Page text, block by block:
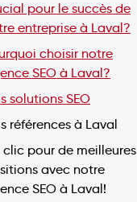
pour le succès de
entreprise à Laval?
choisir notre
SEO à Laval?
solutions SEO
références à Laval
clic pour de meilleures
avec notre
SEO à Laval!